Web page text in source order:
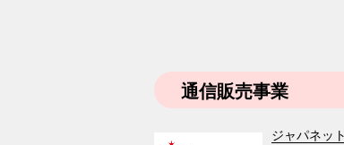
通信販売事業
ジャパネッ